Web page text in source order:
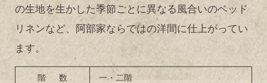
の生地を生かした季節ごとに異なる風合いのベッド
リネンなど、阿部家ならではの洋間に仕上がってい
ます。
階数 一・二階